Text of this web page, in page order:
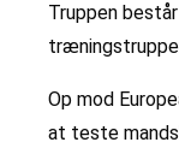
Truppen
Op mod
at teste